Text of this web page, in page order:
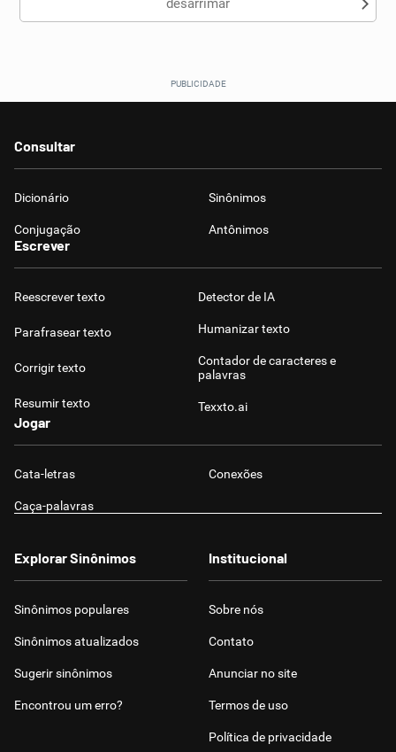
desarrimar
Consultar
Dicionário Sinônimos
Conjugação Antônimos
Escrever
Reescrever texto
Parafrasear texto
Corrigir texto
Resumir texto
Detector de IA
Humanizar texto
Contador de caracteres e
palavras
Texxto.ai
Jogar
Cata-letras Conexões
Caça-palavras
Explorar Sinônimos
Sinônimos populares
Sinônimos atualizados
Sugerir sinônimos
Encontrou um erro?
Institucional
Sobre nós
Contato
Anunciar no site
Termos de uso
Política de privacidade